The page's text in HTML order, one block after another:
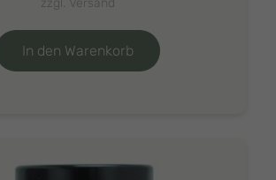
In den Warenkorb